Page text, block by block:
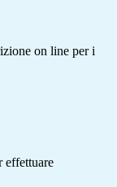
on line per i
effettuare